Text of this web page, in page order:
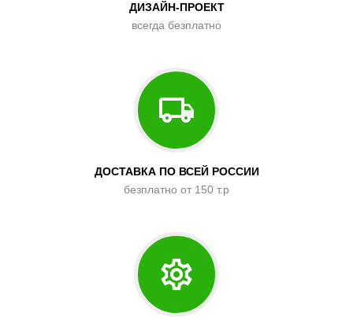
ДИЗАЙН-ПРОЕКТ
всегда безплатно
ДОСТАВКА ПО ВСЕЙ РОССИИ
безплатно от 150 т.р